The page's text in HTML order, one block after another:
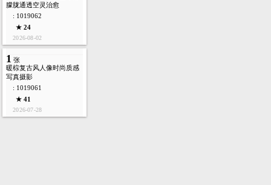
朦胧通透空灵治愈
: 1019062
★ 24
2026-08-02
1 张
暖棕复古风人像时尚质感
写真摄影
: 1019061
★ 41
2026-07-28